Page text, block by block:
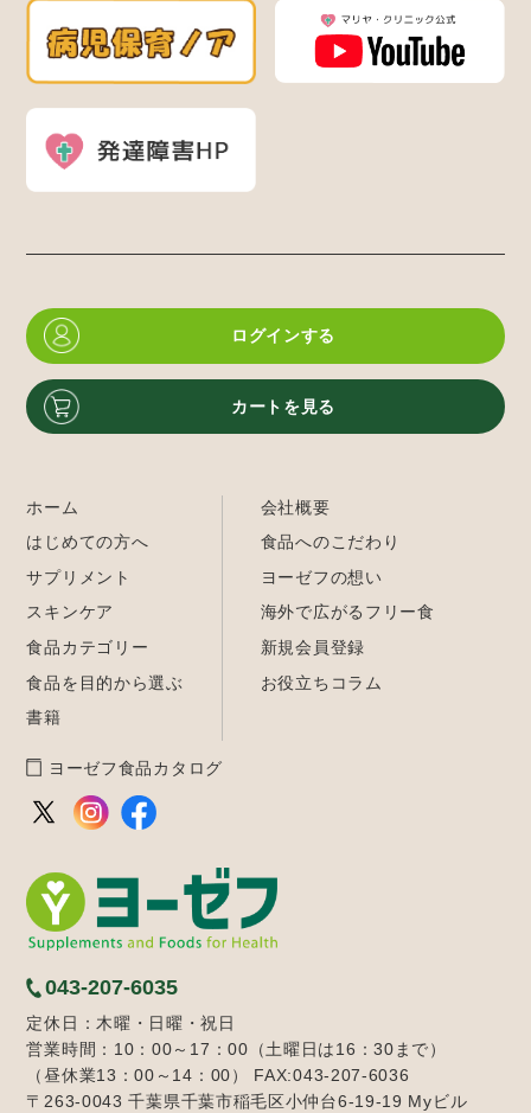
043-207-6035
定休日：木曜・日曜・祝日
営業時間：10：00～17：00（土曜日は16：30まで）
（昼休業13：00～14：00） FAX:043-207-6036
〒263-0043 千葉県千葉市稲毛区小仲台6-19-19 Myビル
ログインする
カートを見る
ホーム
はじめての方へ
サプリメント
スキンケア
食品カテゴリー
食品を目的から選ぶ
書籍
会社概要
食品へのこだわり
ヨーゼフの想い
海外で広がるフリー食
新規会員登録
お役立ちコラム
ヨーゼフ食品カタログ